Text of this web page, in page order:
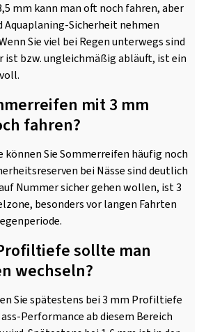
mm kann man oft noch fahren, aber
Aquaplaning-Sicherheit nehmen
Sie viel bei Regen unterwegs sind
ist bzw. ungleichmäßig abläuft, ist ein
mit 3 mm
fahren?
Sie Sommerreifen häufig noch
bei Nässe sind deutlich
Nummer sicher gehen wollen, ist 3
besonders vor langen Fahrten
sollte man
wechseln?
Sie spätestens bei 3 mm Profiltiefe
Performance ab diesem Bereich